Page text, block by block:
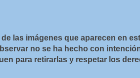
de las imágenes que aparecen en
no se ha hecho con
para retirarlas y respetar los